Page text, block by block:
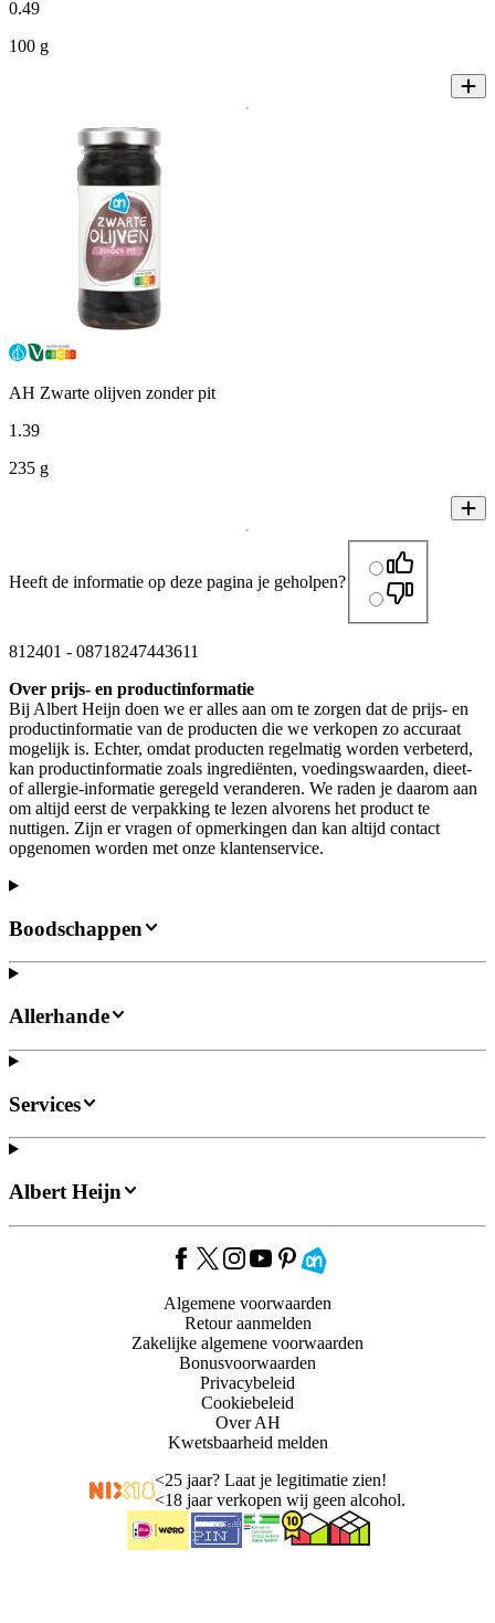
0.49
100 g
AH Zwarte olijven zonder pit
1 .39
235 g
Heeft de informatie op deze pagina je geholpen?
812401 - 08718247443611
Over prijs- en productinformatie
Bij Albert Heijn doen we er alles aan om te zorgen dat de prijs- en
productinformatie van de producten die we verkopen zo accuraat
mogelijk is. Echter, omdat producten regelmatig worden verbeterd,
kan productinformatie zoals ingrediënten, voedingswaarden, dieet-
of allergie-informatie geregeld veranderen. We raden je daarom aan
om altijd eerst de verpakking te lezen alvorens het product te
nuttigen. Zijn er vragen of opmerkingen dan kan altijd contact
opgenomen worden met onze klantenservice.
Boodschappen
Allerhande
Services
Albert Heijn
Algemene voorwaarden
Retour aanmelden
Zakelijke algemene voorwaarden
Bonusvoorwaarden
Privacybeleid
Cookiebeleid
Over AH
Kwetsbaarheid melden
<25 jaar? Laat je legitimatie zien!
<18 jaar verkopen wij geen alcohol.